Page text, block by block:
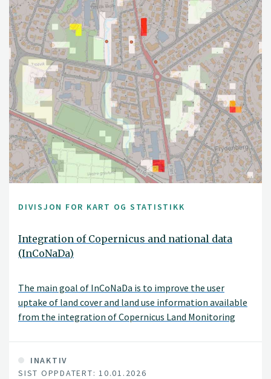
DIVISJON FOR KART OG STATISTIKK
Integration of Copernicus and national data
(InCoNaDa)
The main goal of InCoNaDa is to improve the user
uptake of land cover and land use information available
from the integration of Copernicus Land Monitoring
INAKTIV
SIST OPPDATERT: 10.01.2026